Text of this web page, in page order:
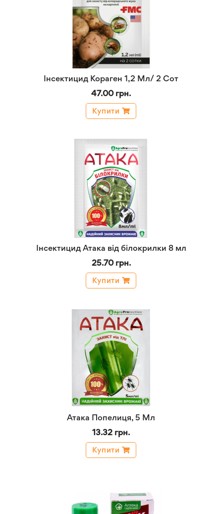
Інсектицид Кораген 1,2 Мл/ 2 Сот
47.00 грн.
Купити
Інсектицид Атака від білокрилки 8 мл
25.70 грн.
Купити
Атака Попелиця, 5 Мл
13.32 грн.
Купити